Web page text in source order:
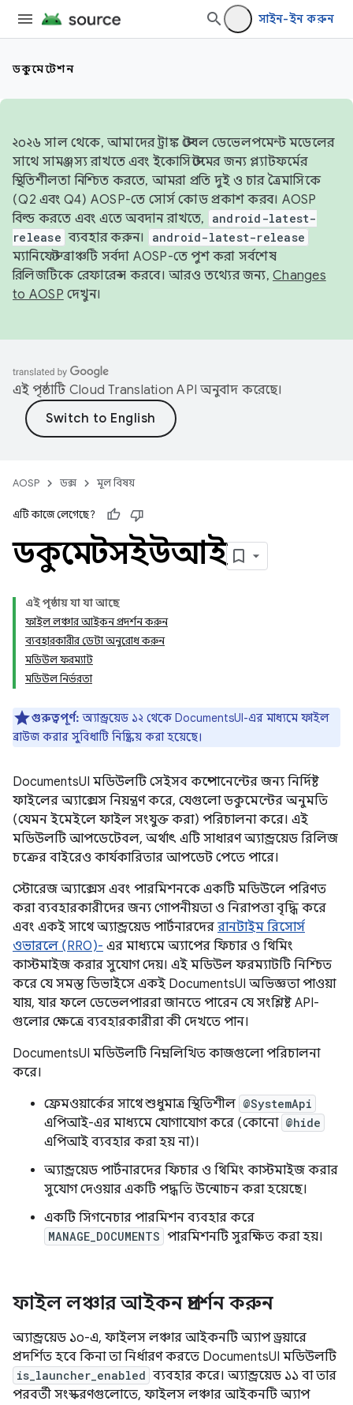
সাইন-ইন করুন
ডকুমেন্টেশন
২০২৬ সাল থেকে, আমাদের ট্রাঙ্ক স্টেবল ডেভেলপমেন্ট মডেলের
সাথে সামঞ্জস্য রাখতে এবং ইকোসিস্টেমের জন্য প্ল্যাটফর্মের
স্থিতিশীলতা নিশ্চিত করতে, আমরা প্রতি দুই ও চার ত্রৈমাসিকে
(Q2 এবং Q4) AOSP-তে সোর্স কোড প্রকাশ করব। AOSP
বিল্ড করতে এবং এতে অবদান রাখতে,
android-latest-
release ব্যবহার করুন। android-latest-release
ম্যানিফেস্ট ব্রাঞ্চটি সর্বদা AOSP-তে পুশ করা সর্বশেষ
রিলিজটিকে রেফারেন্স করবে। আরও তথ্যের জন্য, Changes
to AOSP দেখুন।
এই পৃষ্ঠাটি Cloud Translation API অনুবাদ করেছে।
AOSP ডক্স মূল বিষয়
এটি কাজে লেগেছে?
ডকুমেন্টসইউআই
এই পৃষ্ঠায় যা যা আছে
ফাইল লঞ্চার আইকন প্রদর্শন করুন
ব্যবহারকারীর ডেটা অনুরোধ করুন
মডিউল ফরম্যাট
মডিউল নির্ভরতা
গুরুত্বপূর্ণ: অ্যান্ড্রয়েড ১২ থেকে DocumentsUI-এর মাধ্যমে ফাইল
ব্রাউজ করার সুবিধাটি নিষ্ক্রিয় করা হয়েছে।
DocumentsUI মডিউলটি সেইসব কম্পোনেন্টের জন্য নির্দিষ্ট
ফাইলের অ্যাক্সেস নিয়ন্ত্রণ করে, যেগুলো ডকুমেন্টের অনুমতি
(যেমন ইমেইলে ফাইল সংযুক্ত করা) পরিচালনা করে। এই
মডিউলটি আপডেটেবল, অর্থাৎ এটি সাধারণ অ্যান্ড্রয়েড রিলিজ
চক্রের বাইরেও কার্যকারিতার আপডেট পেতে পারে।
স্টোরেজ অ্যাক্সেস এবং পারমিশনকে একটি মডিউলে পরিণত
করা ব্যবহারকারীদের জন্য গোপনীয়তা ও নিরাপত্তা বৃদ্ধি করে
এবং একই সাথে অ্যান্ড্রয়েড পার্টনারদের রানটাইম রিসোর্স
ওভারলে (RRO)- এর মাধ্যমে অ্যাপের ফিচার ও থিমিং
কাস্টমাইজ করার সুযোগ দেয়। এই মডিউল ফরম্যাটটি নিশ্চিত
করে যে সমস্ত ডিভাইসে একই DocumentsUI অভিজ্ঞতা পাওয়া
যায়, যার ফলে ডেভেলপাররা জানতে পারেন যে সংশ্লিষ্ট API-
গুলোর ক্ষেত্রে ব্যবহারকারীরা কী দেখতে পান।
DocumentsUI মডিউলটি নিম্নলিখিত কাজগুলো পরিচালনা
করে।
ফ্রেমওয়ার্কের সাথে শুধুমাত্র স্থিতিশীল @SystemApi
এপিআই-এর মাধ্যমে যোগাযোগ করে (কোনো @hide
এপিআই ব্যবহার করা হয় না)।
অ্যান্ড্রয়েড পার্টনারদের ফিচার ও থিমিং কাস্টমাইজ করার
সুযোগ দেওয়ার একটি পদ্ধতি উন্মোচন করা হয়েছে।
একটি সিগনেচার পারমিশন ব্যবহার করে
MANAGE_DOCUMENTS পারমিশনটি সুরক্ষিত করা হয়।
ফাইল লঞ্চার আইকন প্রদর্শন করুন
অ্যান্ড্রয়েড ১০-এ, ফাইলস লঞ্চার আইকনটি অ্যাপ ড্রয়ারে
প্রদর্শিত হবে কিনা তা নির্ধারণ করতে DocumentsUI মডিউলটি
is_launcher_enabled ব্যবহার করে। অ্যান্ড্রয়েড ১১ বা তার
পরবর্তী সংস্করণগুলোতে, ফাইলস লঞ্চার আইকনটি অ্যাপ